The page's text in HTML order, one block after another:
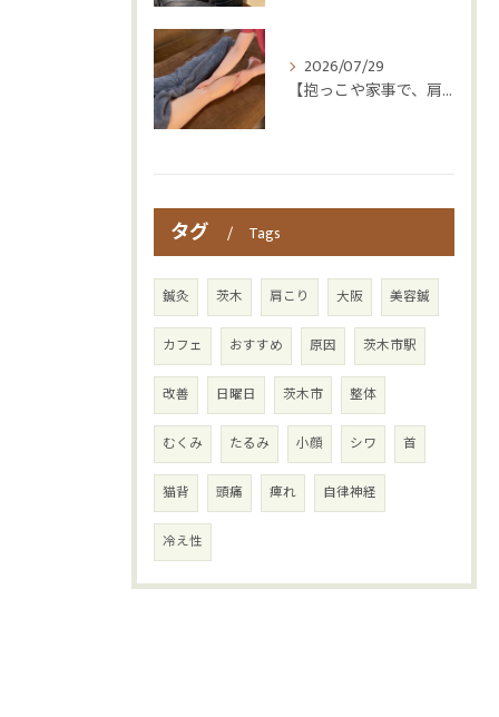
2026/07/29
【抱っこや家事で、肩・腰つらくなっていませんか？👶💦】
タグ Tags
鍼灸 茨木 肩こり 大阪 美容鍼
カフェ おすすめ 原因 茨木市駅
改善 日曜日 茨木市 整体
むくみ たるみ 小顔 シワ 首
猫背 頭痛 痺れ 自律神経
冷え性